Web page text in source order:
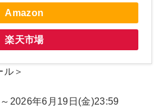
Amazon
楽天市場
ル＞
2026年6月19日(金)23:59